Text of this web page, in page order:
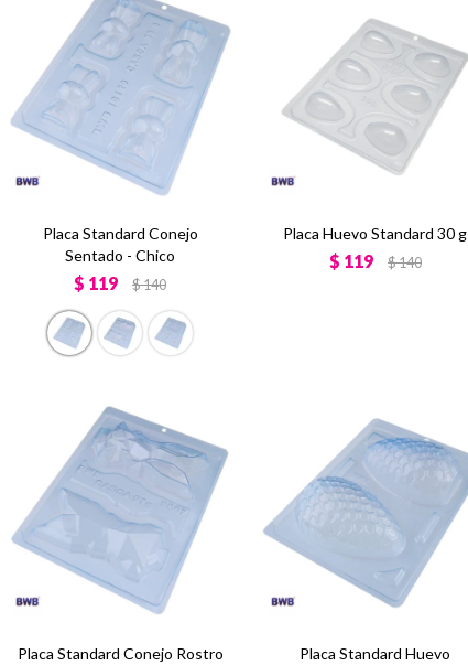
Placa Standard Conejo
Sentado - Chico
$ 119 $140
Placa Huevo Standard 30 g
$ 119 $140
Placa Standard Conejo Rostro
Placa Standard Huevo